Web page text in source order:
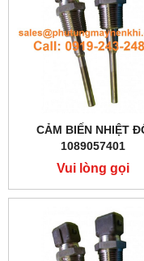
CẢM BIẾN NHIỆT
1089057401
Vui lòng gọi